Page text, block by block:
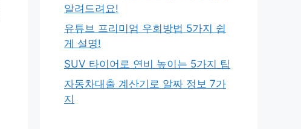
알려드려요!
유튜브 프리미엄 우회방법 5가지 쉽
게 설명!
SUV 타이어로 연비 높이는 5가지 팁
자동차대출 계산기로 알짜 정보 7가
지